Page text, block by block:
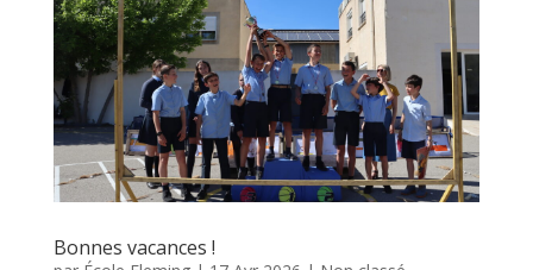
Bonnes vacances !